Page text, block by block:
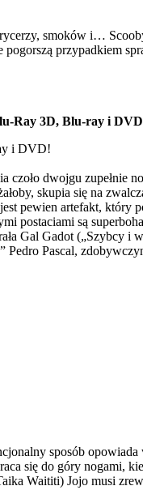
smoków i…
przypadkiem
Ray 3D, Blu-ray i DVD
i DVD!
czoło dwojgu
skupia się na
pewien artefakt, który
postaciami są
Gal Gadot
Pascal,
sposób
się do góry nogami,
Waititi) Jojo musi